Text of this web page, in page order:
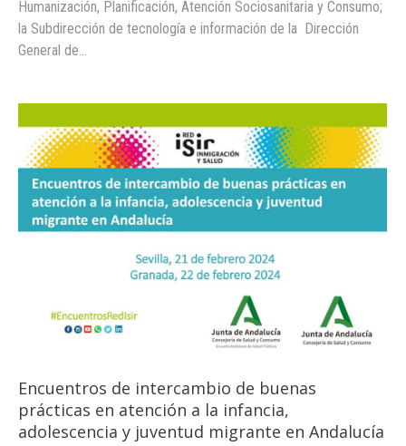
Humanización, Planificación, Atención Sociosanitaria y Consumo;
la Subdirección de tecnología e información de la Dirección
General de…
Encuentros de intercambio de buenas
prácticas en atención a la infancia,
adolescencia y juventud migrante en Andalucía